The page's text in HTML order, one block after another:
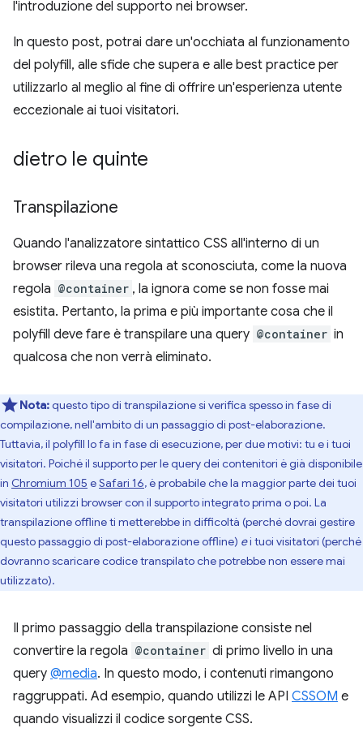
l'introduzione del supporto nei browser.
In questo post, potrai dare un'occhiata al funzionamento
del polyfill, alle sfide che supera e alle best practice per
utilizzarlo al meglio al fine di offrire un'esperienza utente
eccezionale ai tuoi visitatori.
dietro le quinte
Transpilazione
Quando l'analizzatore sintattico CSS all'interno di un
browser rileva una regola at sconosciuta, come la nuova
regola @container , la ignora come se non fosse mai
esistita. Pertanto, la prima e più importante cosa che il
polyfill deve fare è transpilare una query @container in
qualcosa che non verrà eliminato.
Nota:questo tipo di transpilazione si verifica spesso in fase di
compilazione, nell'ambito di un passaggio di post-elaborazione.
Tuttavia, il polyfill lo fa in fase di esecuzione, per due motivi: tu e i tuoi
visitatori. Poiché il supporto per le query dei contenitori è già disponibile
in Chromium 105 eSafari 16, è probabile che la maggior parte dei tuoi
visitatori utilizzi browser con il supporto integrato prima o poi. La
transpilazione offline ti metterebbe in difficoltà (perché dovrai gestire
questo passaggio di post-elaborazione offline) ei tuoi visitatori (perché
dovranno scaricare codice transpilato che potrebbe non essere mai
utilizzato).
Il primo passaggio della transpilazione consiste nel
convertire la regola @container di primo livello in una
query @media. In questo modo, i contenuti rimangono
raggruppati. Ad esempio, quando utilizzi le API CSSOM e
quando visualizzi il codice sorgente CSS.